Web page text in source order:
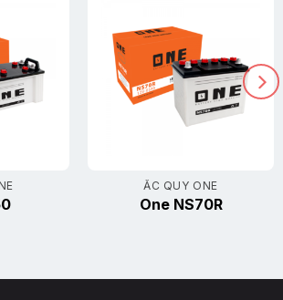
ẮC QUY ONE
One NS70R